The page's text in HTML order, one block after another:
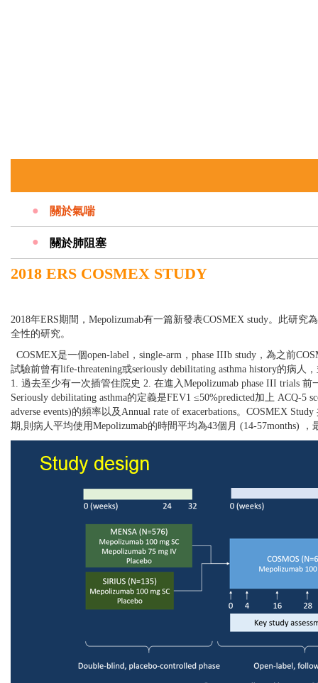
關於氣喘
關於肺阻塞
2018 ERS COSMEX STUDY
2018年ERS期間，Mepolizumab有一篇新發表COSMEX study。此研究
全性的研究。
COSMEX是一個open-label，single-arm，phase IIIb study，為之前
試驗前曾有life-threatening或seriously debilitating asthma history的病
1. 過去至少有一次插管住院史 2. 在進入Mepolizumab phase III trials
Seriously debilitating asthma的定義是FEV1 ≤50%predicted加上 ACQ-5
adverse events)的頻率以及Annual rate of exacerbations。COSMEX
期,則病人平均使用Mepolizumab的時間平均為43個月 (14-57months)